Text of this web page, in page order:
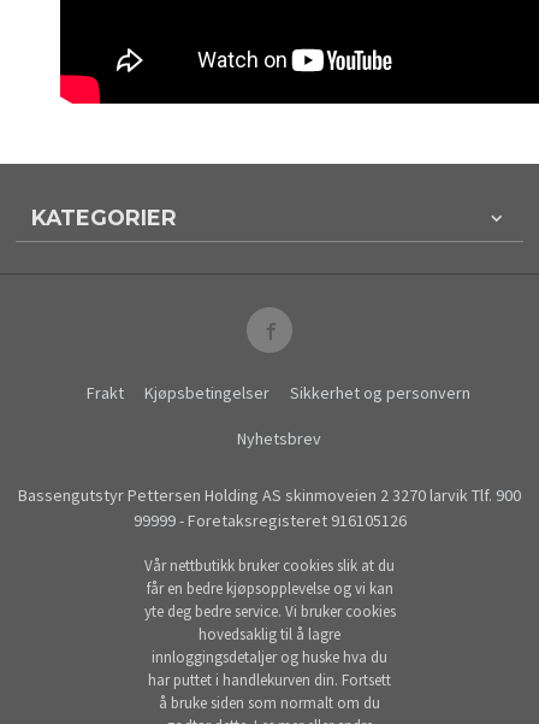
KATEGORIER
Frakt Kjøpsbetingelser Sikkerhet og personvern
Nyhetsbrev
Bassengutstyr Pettersen Holding AS skinmoveien 2 3270 larvik Tlf. 900
99999- Foretaksregisteret 916105126
Vår nettbutikk bruker cookies slik at du
får en bedre kjøpsopplevelse og vi kan
yte deg bedre service. Vi bruker cookies
hovedsaklig til å lagre
innloggingsdetaljer og huske hva du
har puttet i handlekurven din. Fortsett
å bruke siden som normalt om du